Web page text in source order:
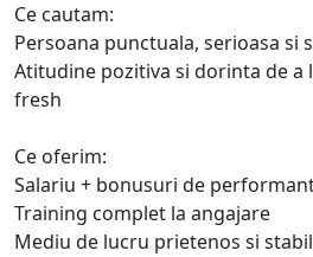
Ce cautam:
Persoana punctuala, serioasa si
Atitudine pozitiva si dorinta de a
fresh
Ce oferim:
Salariu + bonusuri de
Training complet la angajare
Mediu de lucru prietenos si stabil